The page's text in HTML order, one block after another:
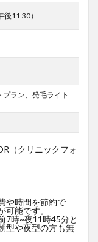
11:30）
ラン、発毛ライト
（クリニックフォ
や時間を節約で
能です。
7時~夜11時45分と
型や夜型の方も無